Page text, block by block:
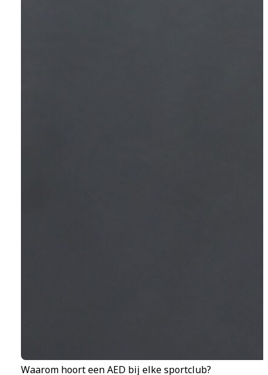
Waarom hoort een AED bij elke sportclub?